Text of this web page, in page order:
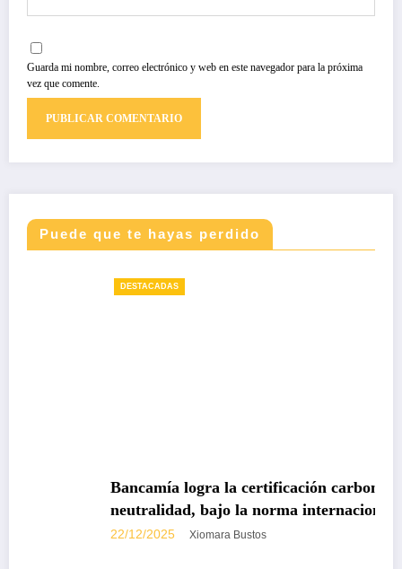
Guarda mi nombre, correo electrónico y web en este navegador para la próxima
vez que comente.
Puede que te hayas perdido
DESTACADAS
Bancamía logra la certificación carbono
neutralidad, bajo la norma internacional ISO
22/12/2025 Xiomara Bustos